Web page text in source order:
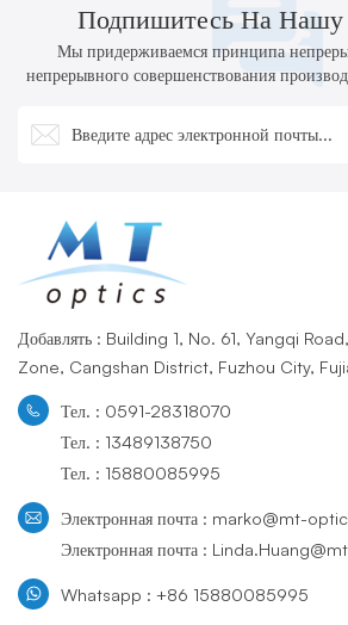
Подпишитесь На Нашу
Мы придерживаемся принципа
непрерывного совершенствования
Добавлять : Building 1, No. 61, Yangqi
Zone, Cangshan District, Fuzhou City,
Тел. : 0591-28318070
Тел. : 13489138750
Тел. : 15880085995
Электронная почта : marko@mt-
Электронная почта :
Whatsapp : +86 15880085995